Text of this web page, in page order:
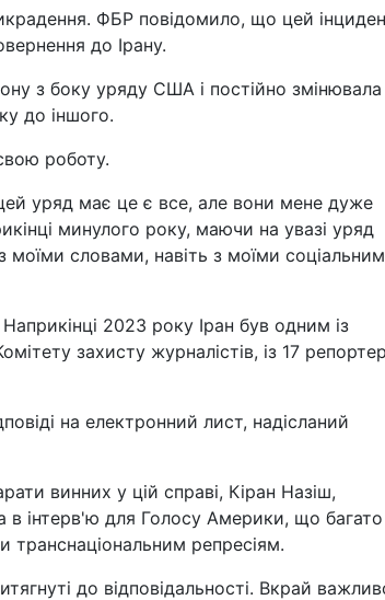
ФБР повідомило, що цей
до Ірану.
з боку уряду США і постійно змінювала
до іншого.
роботу.
уряд має це є все, але вони мене дуже
минулого року, маючи на увазі уряд
моїми словами, навіть з моїми
2023 року Іран був одним із
захисту журналістів, із 17
на електронний лист, надісланий
винних у цій справі, Кіран Назіш,
в інтерв'ю для Голосу Америки, що багато
транснаціональним репресіям.
до відповідальності. Вкрай